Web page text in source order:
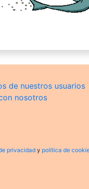
de nuestros usuarios
nosotros
privacidady política de